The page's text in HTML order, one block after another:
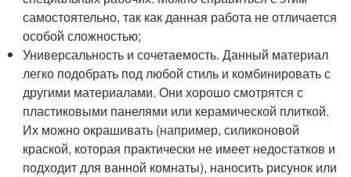
самостоятельно, так как данная работа не отличается
особой сложностью;
Универсальность и сочетаемость. Данный материал
легко подобрать под любой стиль и комбинировать с
другими материалами. Они хорошо смотрятся с
пластиковыми панелями или керамической плиткой.
Их можно окрашивать (например, силиконовой
краской, которая практически не имеет недостатков и
подходит для ванной комнаты), наносить рисунок или